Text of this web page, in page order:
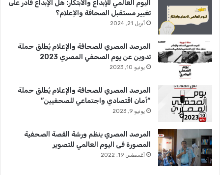
اليوم العالمي للإبداع والابتكار: هل الإبداع قادر على
تغيير مستقبل الصحافة والإعلام؟
أبريل 21, 2024
المرصد المصري للصحافة والإعلام يُطلق حملة
تدوين عن يوم الصحفي المصري 2023
يونيو 10, 2023
المرصد المصري للصحافة والإعلام يُطلق حملة
“أمان اقتصادي واجتماعي للصحفيين”
يونيو 9, 2023
المرصد المصري ينظم ورشة القصة الصحفية
المصورة فى اليوم العالمي للتصوير
أغسطس 19, 2022